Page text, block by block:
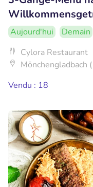
Aujourd'hui Demain
Cylora Restaurant
Mönchengladbach
Vendu : 18